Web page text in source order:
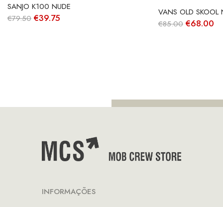
SANJO K100 NUDE
€79.50 O
€39.75
VANS OLD SKOOL
€85.00 O
€68.00
INFORMAÇÕES